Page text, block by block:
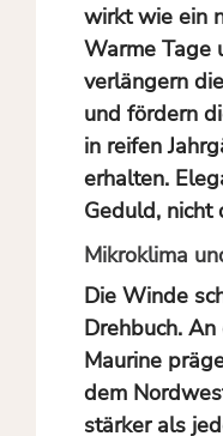
wirkt wie ein
Warme Tage
verlängern
und fördern
in reifen
erhalten.
Geduld, nicht
Mikroklima
Die Winde
Drehbuch.
Maurine
dem
stärker als